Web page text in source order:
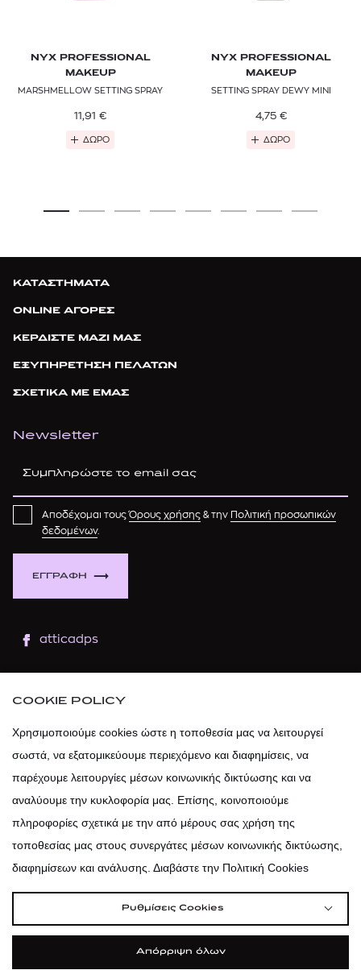
NYX PROFESSIONAL
MAKEUP
MARSHMELLOW SETTING SPRAY
11,91 €
ΔΩΡΟ
NYX PROFESSIONAL
MAKEUP
SETTING SPRAY DEWY MINI
4,75 €
ΔΩΡΟ
ΚΑΤΑΣΤΗΜΑΤΑ
ONLINE ΑΓΟΡΕΣ
ΚΕΡΔΙΣΤΕ ΜΑΖΙ ΜΑΣ
ΕΞΥΠΗΡΕΤΗΣΗ ΠΕΛΑΤΩΝ
ΣΧΕΤΙΚΑ ΜΕ ΕΜΑΣ
Newsletter
ΕΓΓΡΑΦΗ
Αποδέχομαι τουςΌρους χρήσης & την
Πολιτική προσωπικών
δεδομένων.
atticadps
atticadps
COOKIE POLICY
Χρησιμοποιούμε cookies ώστε η τοποθεσία μας να λειτουργεί
σωστά, να εξατομικεύουμε περιεχόμενο και διαφημίσεις, να
παρέχουμε λειτουργίες μέσων κοινωνικής δικτύωσης και να
αναλύουμε την κυκλοφορία μας. Επίσης, κοινοποιούμε
πληροφορίες σχετικά με την από μέρους σας χρήση της
τοποθεσίας μας στους συνεργάτες μέσων κοινωνικής δικτύωσης,
διαφημίσεων και ανάλυσης. Διαβάστε την Πολιτική Cookies
Ρυθμίσεις Cookies
Απόρριψη όλων